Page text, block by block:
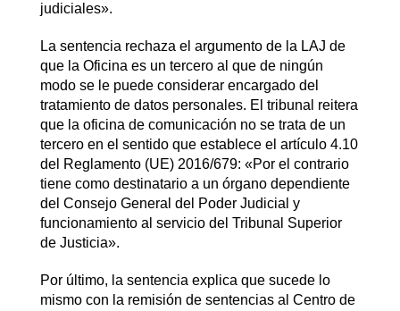
judiciales».
La sentencia rechaza el argumento de la LAJ de
que la Oficina es un tercero al que de ningún
modo se le puede considerar encargado del
tratamiento de datos personales. El tribunal reitera
que la oficina de comunicación no se trata de un
tercero en el sentido que establece el artículo 4.10
del Reglamento (UE) 2016/679: «Por el contrario
tiene como destinatario a un órgano dependiente
del Consejo General del Poder Judicial y
funcionamiento al servicio del Tribunal Superior
de Justicia».
Por último, la sentencia explica que sucede lo
mismo con la remisión de sentencias al Centro de